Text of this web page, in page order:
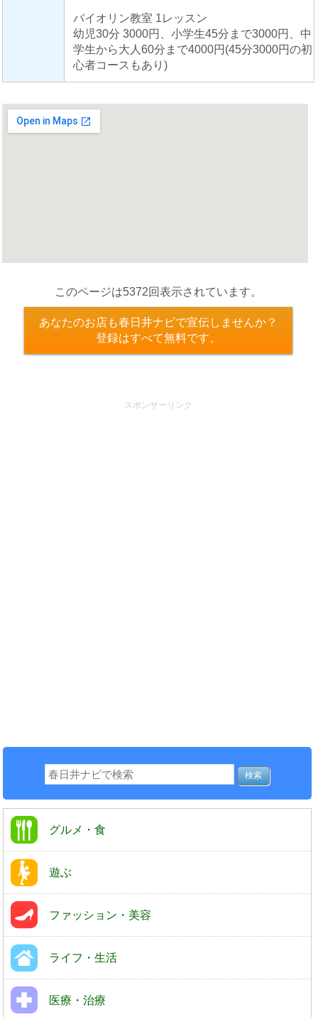
バイオリン教室 1レッスン
幼児30分 3000円、小学生45分まで3000円、中
学生から大人60分まで4000円(45分3000円の初
心者コースもあり)
このページは5372回表示されています。
あなたのお店も春日井ナビで宣伝しませんか？
登録はすべて無料です。
スポンサーリンク
グルメ・食
遊ぶ
ファッション・美容
ライフ・生活
医療・治療